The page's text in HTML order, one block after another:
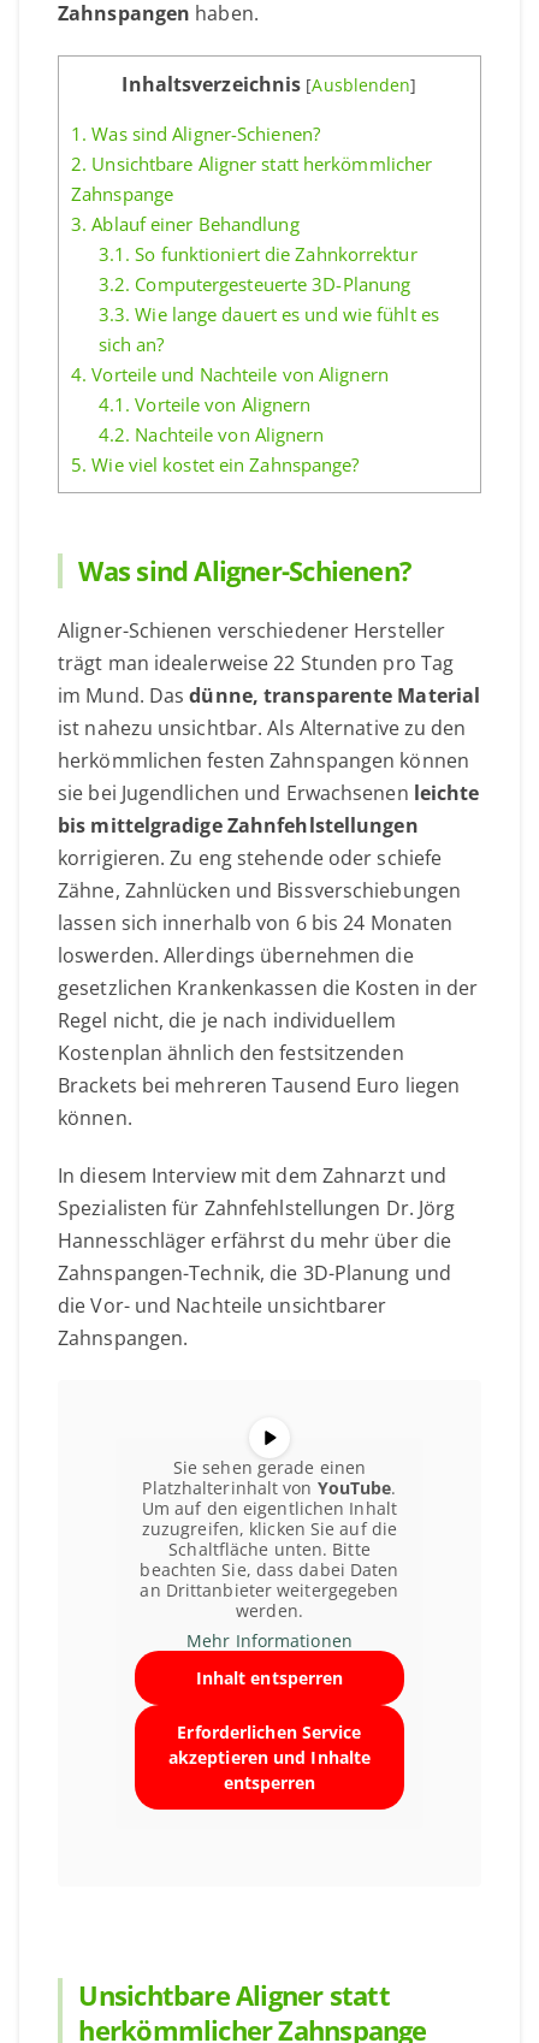
Zahnspangen haben.
Inhaltsverzeichnis [Ausblenden]
1. Was sind Aligner-Schienen?
2. Unsichtbare Aligner statt herkömmlicher
Zahnspange
3. Ablauf einer Behandlung
3.1. So funktioniert die Zahnkorrektur
3.2. Computergesteuerte 3D-Planung
3.3. Wie lange dauert es und wie fühlt es
sich an?
4. Vorteile und Nachteile von Alignern
4.1. Vorteile von Alignern
4.2. Nachteile von Alignern
5. Wie viel kostet ein Zahnspange?
Was sind Aligner-Schienen?
Aligner-Schienen verschiedener Hersteller
trägt man idealerweise 22 Stunden pro Tag
im Mund. Dasdünne, transparente Material
ist nahezu unsichtbar. Als Alternative zu den
herkömmlichen festen Zahnspangen können
sie bei Jugendlichen und Erwachsenen leichte
bis mittelgradige Zahnfehlstellungen
korrigieren. Zu eng stehende oder schiefe
Zähne, Zahnlücken und Bissverschiebungen
lassen sich innerhalb von 6 bis 24 Monaten
loswerden. Allerdings übernehmen die
gesetzlichen Krankenkassen die Kosten in der
Regel nicht, die je nach individuellem
Kostenplan ähnlich den festsitzenden
Brackets bei mehreren Tausend Euro liegen
können.
In diesem Interview mit dem Zahnarzt und
Spezialisten für Zahnfehlstellungen Dr. Jörg
Hannesschläger erfährst du mehr über die
Zahnspangen-Technik, die 3D-Planung und
die Vor- und Nachteile unsichtbarer
Zahnspangen.
Sie sehen gerade einen
Platzhalterinhalt von YouTube.
Um auf den eigentlichen Inhalt
zuzugreifen, klicken Sie auf die
Schaltfläche unten. Bitte
beachten Sie, dass dabei Daten
an Drittanbieter weitergegeben
werden.
Mehr Informationen
Inhalt entsperren
Erforderlichen Service
akzeptieren und Inhalte
entsperren
Unsichtbare Aligner statt
herkömmlicher Zahnspange